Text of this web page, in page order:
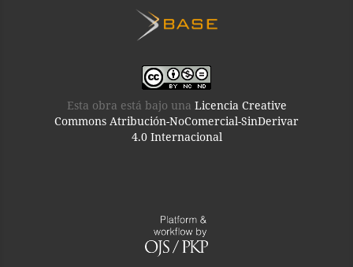
Esta obra está bajo una Licencia Creative
Commons Atribución-NoComercial-SinDerivar
4.0 Internacional